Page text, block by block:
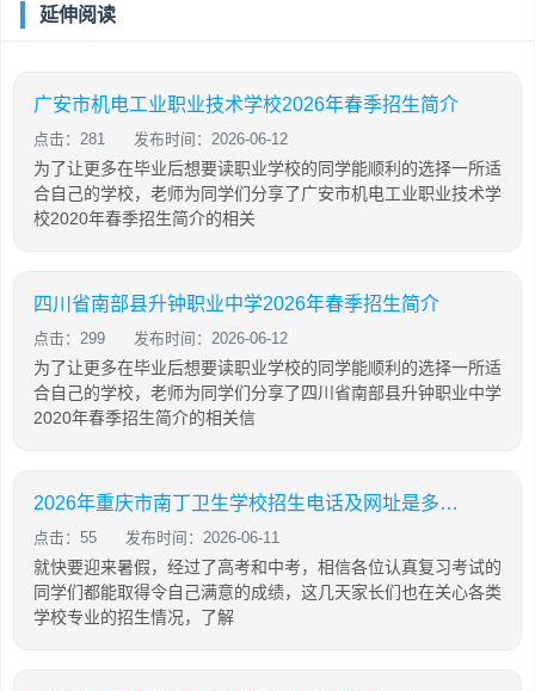
延伸阅读
广安市机电工业职业技术学校2026年春季招生简介
点击：281 发布时间：2026-06-12
为了让更多在毕业后想要读职业学校的同学能顺利的选择一所适
合自己的学校，老师为同学们分享了广安市机电工业职业技术学
校2020年春季招生简介的相关
四川省南部县升钟职业中学2026年春季招生简介
点击：299 发布时间：2026-06-12
为了让更多在毕业后想要读职业学校的同学能顺利的选择一所适
合自己的学校，老师为同学们分享了四川省南部县升钟职业中学
2020年春季招生简介的相关信
2026年重庆市南丁卫生学校招生电话及网址是多少呢
点击：55 发布时间：2026-06-11
就快要迎来暑假，经过了高考和中考，相信各位认真复习考试的
同学们都能取得令自己满意的成绩，这几天家长们也在关心各类
学校专业的招生情况，了解